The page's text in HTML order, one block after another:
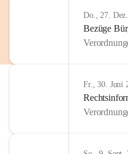
Do., 27.
Bezüge
Fr., 30. Juni